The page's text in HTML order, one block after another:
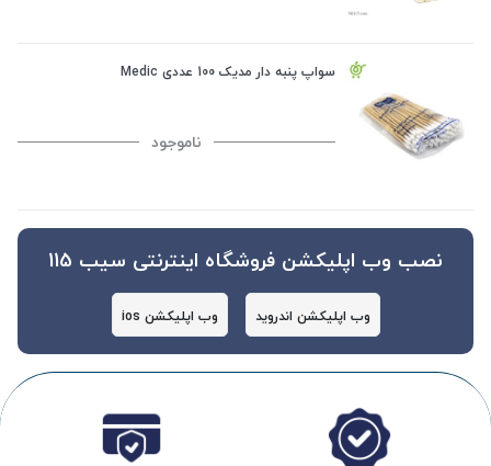
سواپ پنبه دار مدیک 100 عددی Medic
ناموجود
نصب وب اپلیکشن فروشگاه اینترنتی سیب 115
وب اپلیکشن اندروید وب اپلیکشن ios